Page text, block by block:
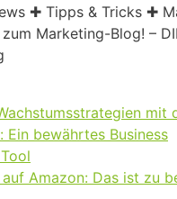
✚ Tipps & Tricks ✚
Marketing-Blog! –
mit
bewährtes Business
Amazon: Das ist zu